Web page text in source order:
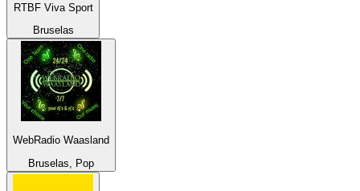
RTBF Viva Sport
Bruselas
WebRadio Waasland
Bruselas, Pop